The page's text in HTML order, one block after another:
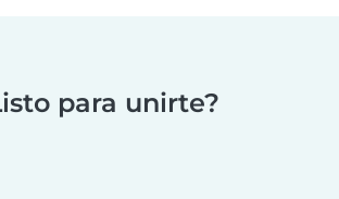
para unirte?